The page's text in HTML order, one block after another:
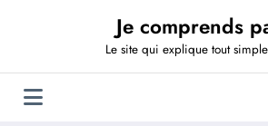
Je comprends
Le site qui explique tout